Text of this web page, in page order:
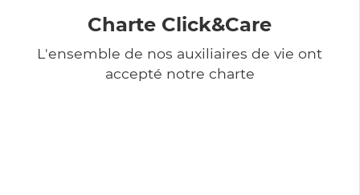
Charte Click&Care
L'ensemble de nos auxiliaires de vie ont
accepté notre charte